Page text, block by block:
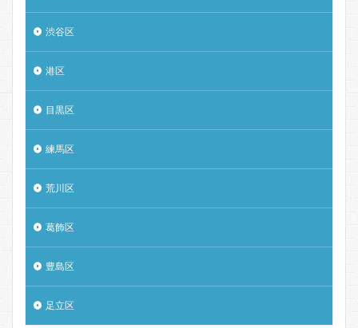
渋谷区
港区
目黒区
練馬区
荒川区
葛飾区
豊島区
足立区